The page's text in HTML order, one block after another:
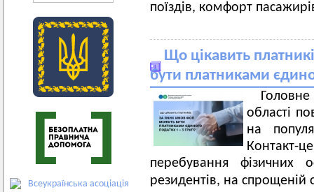
поїздів, комфорт
Що цікавить
бути платниками
області
на
перебування фізичних
резидентів, на спрощеній